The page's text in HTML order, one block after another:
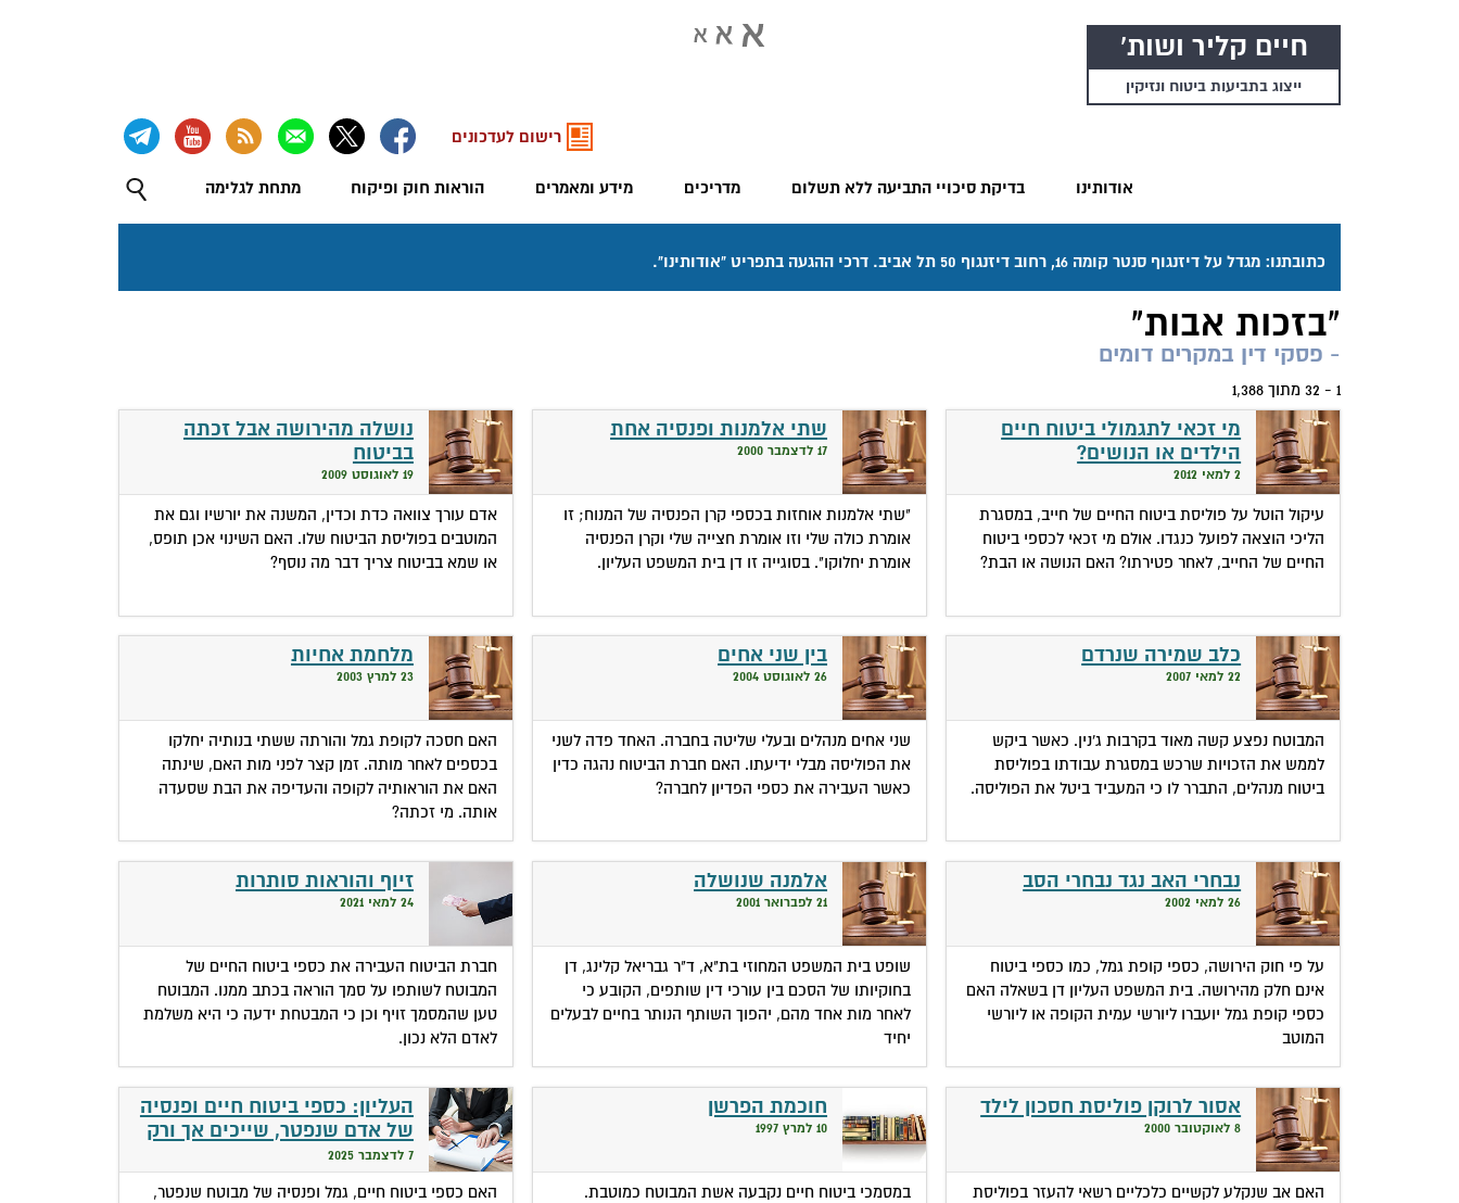
חיים קליר ושות'
ייצוג בתביעות ביטוח ונזיקין
אודותינו בדיקת סיכויי התביעה ללא תשלום מדריכים מידע ומאמרים הוראות חוק ופיקוח מתחת לגלימה
רישום לעדכונים
כתובתנו: מגדל על דיזנגוף סנטר קומה 16, רחוב דיזנגוף 50 תל אביב. דרכי ההגעה בתפריט "אודותינו".
"בזכות אבות"
- פסקי דין במקרים דומים
1 - 32 מתוך 1,388
מי זכאי לתגמולי ביטוח חיים
הילדים או הנושים?
2 למאי 2012
עיקול הוטל על פוליסת ביטוח החיים של חייב, במסגרת
הליכי הוצאה לפועל כנגדו. אולם מי זכאי לכספי ביטוח
החיים של החייב, לאחר פטירתו? האם הנושה או הבת?
שתי אלמנות ופנסיה אחת
17 לדצמבר 2000
"שתי אלמנות אוחזות בכספי קרן הפנסיה של המנוח; זו
אומרת כולה שלי וזו אומרת חצייה שלי וקרן הפנסיה
אומרת יחלוקו". בסוגייה זו דן בית המשפט העליון.
נושלה מהירושה אבל זכתה
בביטוח
19 לאוגוסט 2009
אדם עורך צוואה כדת וכדין, המשנה את יורשיו וגם את
המוטבים בפוליסת הביטוח שלו. האם השינוי אכן תופס,
או שמא בביטוח צריך דבר מה נוסף?
כלב שמירה שנרדם
22 למאי 2007
המבוטח נפצע קשה מאוד בקרבות ג'נין. כאשר ביקש
לממש את הזכויות שרכש במסגרת עבודתו בפוליסת
ביטוח מנהלים, התברר לו כי המעביד ביטל את הפוליסה.
בין שני אחים
26 לאוגוסט 2004
שני אחים מנהלים ובעלי שליטה בחברה. האחד פדה לשני
את הפוליסה מבלי ידיעתו. האם חברת הביטוח נהגה כדין
כאשר העבירה את כספי הפדיון לחברה?
מלחמת אחיות
23 למרץ 2003
האם חסכה לקופת גמל והורתה ששתי בנותיה יחלקו
בכספים לאחר מותה. זמן קצר לפני מות האם, שינתה
האם את הוראותיה לקופה והעדיפה את הבת שסעדה
אותה. מי זכתה?
נבחרי האב נגד נבחרי הסב
26 למאי 2002
על פי חוק הירושה, כספי קופת גמל, כמו כספי ביטוח
אינם חלק מהירושה. בית המשפט העליון דן בשאלה האם
כספי קופת גמל יועברו ליורשי עמית הקופה או ליורשי
המוטב
אלמנה שנושלה
21 לפברואר 2001
שופט בית המשפט המחוזי בת"א, ד"ר גבריאל קלינג, דן
בחוקיותו של הסכם בין עורכי דין שותפים, הקובע כי
לאחר מות אחד מהם, יהפוך השותף הנותר בחיים לבעלים
יחיד
זיוף והוראות סותרות
24 למאי 2021
חברת הביטוח העבירה את כספי ביטוח החיים של
המבוטח לשותפו על סמך הוראה בכתב ממנו. המבוטח
טען שהמסמך זויף וכן כי המבטחת ידעה כי היא משלמת
לאדם הלא נכון.
אסור לרוקן פוליסת חסכון לילד
8 לאוקטובר 2000
האם אב שנקלע לקשיים כלכליים רשאי להעזר בפוליסת
חוכמת הפרשן
10 למרץ 1997
במסמכי ביטוח חיים נקבעה אשת המבוטח כמוטבת.
העליון: כספי ביטוח חיים ופנסיה
של אדם שנפטר, שייכים אך ורק
למוטבים הרשומים
7 לדצמבר 2025
האם כספי ביטוח חיים, גמל ופנסיה של מבוטח שנפטר,